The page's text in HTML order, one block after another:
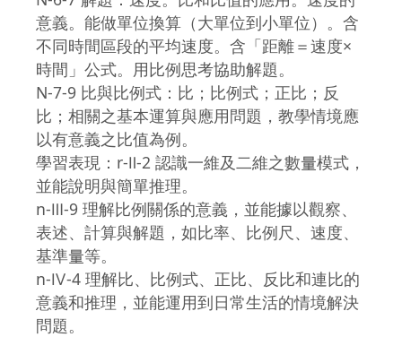
意義。能做單位換算（大單位到小單位）。含
不同時間區段的平均速度。含「距離＝速度×
時間」公式。用比例思考協助解題。
N-7-9 比與比例式：比；比例式；正比；反
比；相關之基本運算與應用問題，教學情境應
以有意義之比值為例。
學習表現：r-Ⅱ-2 認識一維及二維之數量模式，
並能說明與簡單推理。
n-Ⅲ-9 理解比例關係的意義，並能據以觀察、
表述、計算與解題，如比率、比例尺、速度、
基準量等。
n-Ⅳ-4 理解比、比例式、正比、反比和連比的
意義和推理，並能運用到日常生活的情境解決
問題。